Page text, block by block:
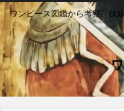
ワンピース図鑑から考察、伏